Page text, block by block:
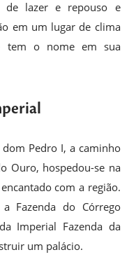
de lazer e repouso e
em um lugar de clima
tem o nome em sua
Pedro I, a caminho
Ouro, hospedou-se na
com a região.
Fazenda do Córrego
Imperial Fazenda da
um palácio.